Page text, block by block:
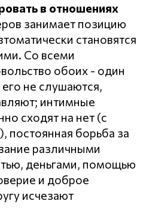
в отношениях
занимает позицию
становятся
Со всеми
обоих - один
не слушаются,
интимные
сходят на нет (с
постоянная борьба за
различными
деньгами, помощью
и доброе
исчезают